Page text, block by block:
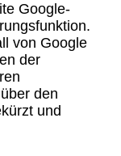
Google-
von Google
der
den
und